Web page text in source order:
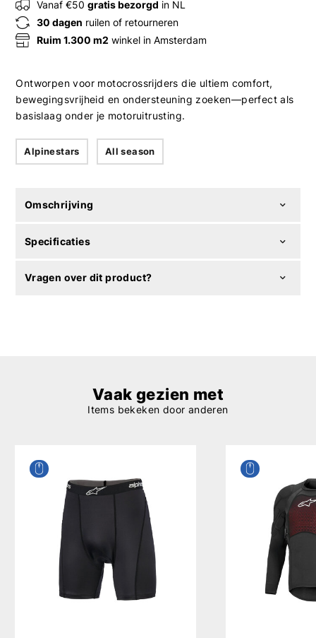
Vanaf €50gratis bezorgd in NL
30 dagen ruilen of retourneren
Ruim 1.300 m2 winkel in Amsterdam
Ontworpen voor motocrossrijders die ultiem comfort,
bewegingsvrijheid en ondersteuning zoeken—perfect als
basislaag onder je motoruitrusting.
Alpinestars All season
Omschrijving
Specificaties
Vragen over dit product?
Vaak gezien met
Items bekeken door anderen